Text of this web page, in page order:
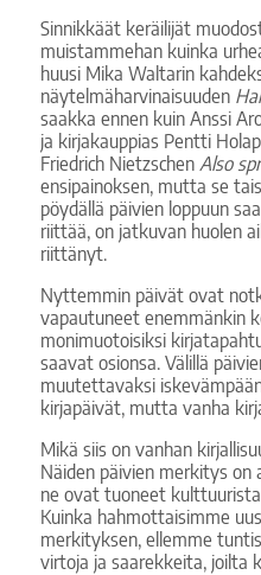
Sinnikkäät keräilijät
muistammehan kuinka
huusi Mika Waltarin
näytelmäharvinaisuuden
saakka ennen kuin Anssi
ja kirjakauppias Pentti
Friedrich Nietzschen Also
ensipainoksen, mutta se
pöydällä päivien loppuun
riittää, on jatkuvan huolen
riittänyt.
Nyttemmin päivät ovat
vapautuneet enemmänkin
monimuotoisiksi
saavat osionsa. Välillä
muutettavaksi
kirjapäivät, mutta vanha
Mikä siis on vanhan
Näiden päivien merkitys
ne ovat tuoneet
Kuinka hahmottaisimme
merkityksen, ellemme
virtoja ja saarekkeita, joilta